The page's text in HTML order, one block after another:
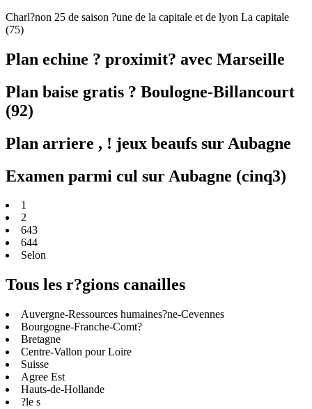
Charl?non 25 de saison ?une de la capitale et de lyon La capitale
(75)
Plan echine ? proximit? avec Marseille
Plan baise gratis ? Boulogne-Billancourt
(92)
Plan arriere , ! jeux beaufs sur Aubagne
Examen parmi cul sur Aubagne (cinq3)
1
2
643
644
Selon
Tous les r?gions canailles
Auvergne-Ressources humaines?ne-Cevennes
Bourgogne-Franche-Comt?
Bretagne
Centre-Vallon pour Loire
Suisse
Agree Est
Hauts-de-Hollande
?le s